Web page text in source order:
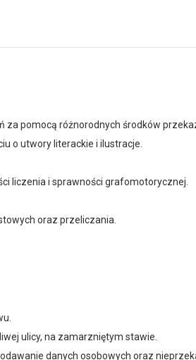
za pomocą różnorodnych środków
o utwory literackie i ilustracje.
liczenia i sprawności grafomotorycznej.
oraz przeliczania.
ulicy, na zamarz­niętym stawie.
da­nych osobowych oraz